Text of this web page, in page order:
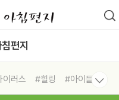
편지
이러스 #힐링
#아이들